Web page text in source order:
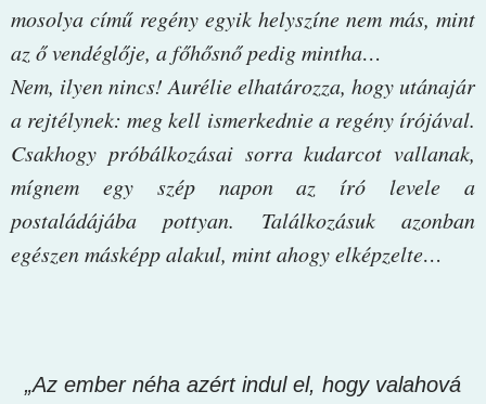
mosolya című regény egyik helyszíne nem más, mint
az ő vendéglője, a főhősnő pedig mintha…
Nem, ilyen nincs! Aurélie elhatározza, hogy utánajár
a rejtélynek: meg kell ismerkednie a regény írójával.
Csakhogy próbálkozásai sorra kudarcot vallanak,
mígnem egy szép napon az író levele a
postaládájába pottyan. Találkozásuk azonban
egészen másképp alakul, mint ahogy elképzelte…
„Az ember néha azért indul el, hogy valahová